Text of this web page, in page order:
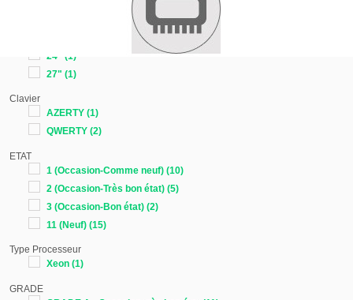
24"
(1)
27" (1)
Clavier
AZERTY (1)
QWERTY (2)
ETAT
1 (Occasion-Comme neuf) (10)
2 (Occasion-Très bon état) (5)
3 (Occasion-Bon état) (2)
11 (Neuf) (15)
Type Processeur
Xeon (1)
GRADE